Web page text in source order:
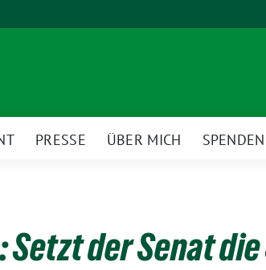
PRESSE ÜBER MICH SPENDEN
der Senat die